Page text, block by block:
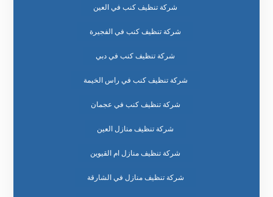
شركة تنظيف كنب في العين
شركة تنظيف كنب في الفجيرة
شركة تنظيف كنب في دبي
شركة تنظيف كنب في راس الخيمة
شركة تنظيف كنب في عجمان
شركة تنظيف منازل العين
شركة تنظيف منازل ام القيوين
شركة تنظيف منازل في الشارقة